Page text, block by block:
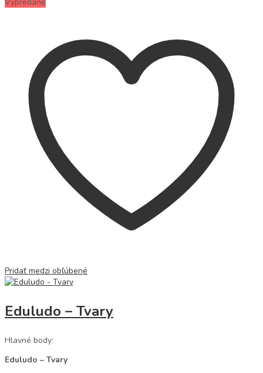
Pridať medzi obľúbené
Eduludo – Tvary
Hlavné body:
Eduludo – Tvary